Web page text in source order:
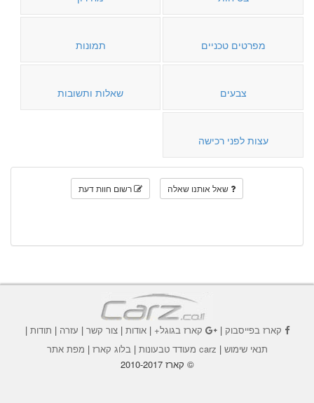
מפרטים טכניים תמונות
צבעים שאלות ותשובות
עצות לפני רכישה
שאל אותנו שאלה רשום חוות דעת
קארז בפייסבוק| קארז בגוגל+|אודות |צור קשר | עזרה | תודות |
תנאי שימוש | carz מעודד טבעונות | בלוג קארז | מפת אתר
© קארז 2010-2017